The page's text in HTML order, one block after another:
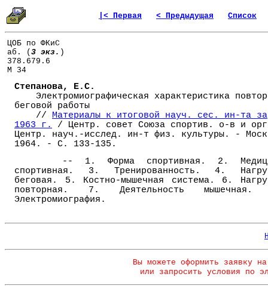
|< Первая < Предыдущая Список
ЦОБ по ФКиС
аб. ( 3 экз. )
378.679.6
М 34
Степанова, Е.С.
Электромиографическая характеристика
беговой работы
// Материалы к итоговой науч. сес. ин-та за
1963 г.
/ Центр. совет Союза спортив. о-в и
Центр. науч.-исслед. ин-т физ. культуры. -
1964. - С. 133-135.
-- 1. Форма спортивная. 2.
спортивная. 3. Тренированность. 4.
беговая. 5. Костно-мышечная система. 6.
повторная. 7. Деятельность
Электромиография.
Вы можете оформить заявку
или запросить условия по